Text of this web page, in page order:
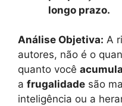
longo prazo.
Análise Objetiva: A
autores, não é o
quanto você
a frugalidade são
inteligência ou a